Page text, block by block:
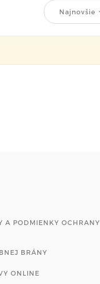
Najnovšie
A PODMIENKY OCHRANY
BRÁNY
ONLINE